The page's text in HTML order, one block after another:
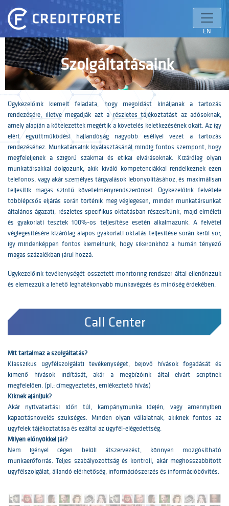
EN
Szolgáltatásaink
Ügykezelőink kiemelt feladata, hogy megoldást kínáljanak a tartozás
rendezésére, illetve megadják azt a részletes tájékoztatást az adósoknak,
amely alapján a kötelezettek megértik a követelés keletkezésének okait. Az így
elért együttműködési hajlandóság nagyobb eséllyel vezet a tartozás
rendezéséhez. Munkatársaink kiválasztásánál mindig fontos szempont, hogy
megfeleljenek a szigorú szakmai és etikai elvárásoknak. Kizárólag olyan
munkatársakkal dolgozunk, akik kiváló kompetenciákkal rendelkeznek ezen
telefonos, vagy akár személyes tárgyalások lebonyolításához, és maximálisan
teljesítik magas szintű követelményrendszerünket. Ügykezelőink felvétele
többlépcsős eljárás során történik meg véglegesen, minden munkatársunkat
általános ágazati, részletes specifikus oktatásban részesítünk, majd elméleti
és gyakorlati tesztek 100%-os teljesítése esetén alkalmazunk. A felvétel
véglegesítésére kizárólag alapos gyakorlati oktatás teljesítése során kerül sor,
így mindenképpen fontos kiemelnünk, hogy sikerünkhöz a humán tényező
magas százalékban járul hozzá.
Ügykezelőink tevékenységét összetett monitoring rendszer által ellenőrizzük
és elemezzük a lehető leghatékonyabb munkavégzés és minőség érdekében.
Call Center
Mit tartalmaz a szolgáltatás?
Klasszikus ügyfélszolgálati tevékenységet, bejövő hívások fogadását és
kimenő hívások indítását, akár a megbízóink által elvárt scriptnek
megfelelően. (pl.: címegyeztetés, emlékeztető hívás)
Kiknek ajánljuk?
Akár nyitvatartási időn túl, kampánymunka idején, vagy amennyiben
kapacitásnövelés szükséges. Minden olyan vállalatnak, akiknek fontos az
ügyfelek tájékoztatása és ezáltal az ügyfél-elégedettség.
Milyen előnyökkel jár?
Nem igényel cégen belüli átszervezést, könnyen mozgósítható
munkaerőforrás. Teljes szabályozottság és kontroll, akár meghosszabbított
ügyfélszolgálat, állandó elérhetőség, információszerzés és információbővítés.